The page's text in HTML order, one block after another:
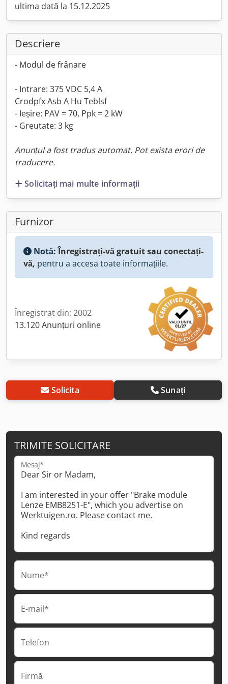
ultima dată la 15.12.2025
Descriere
- Modul de frânare
- Intrare: 375 VDC 5,4 A
Crodpfx Asb A Hu Teblsf
- Ieșire: PAV = 70, Ppk = 2 kW
- Greutate: 3 kg
Anunțul a fost tradus automat. Pot exista erori de
traducere.
Solicitați mai multe informații
Furnizor
Notă:Înregistrați-vă gratuit sau conectați-
vă, pentru a accesa toate informațiile.
Înregistrat din: 2002
13.120 Anunțuri online
Solicita Sunați
TRIMITE SOLICITARE
Mesaj*
Nume*
E-mail*
Telefon
Firmă